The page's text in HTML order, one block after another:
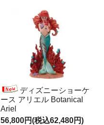
ディズニーショーケ
ース アリエル Botanical
Ariel
56,800円(税込62,480円)